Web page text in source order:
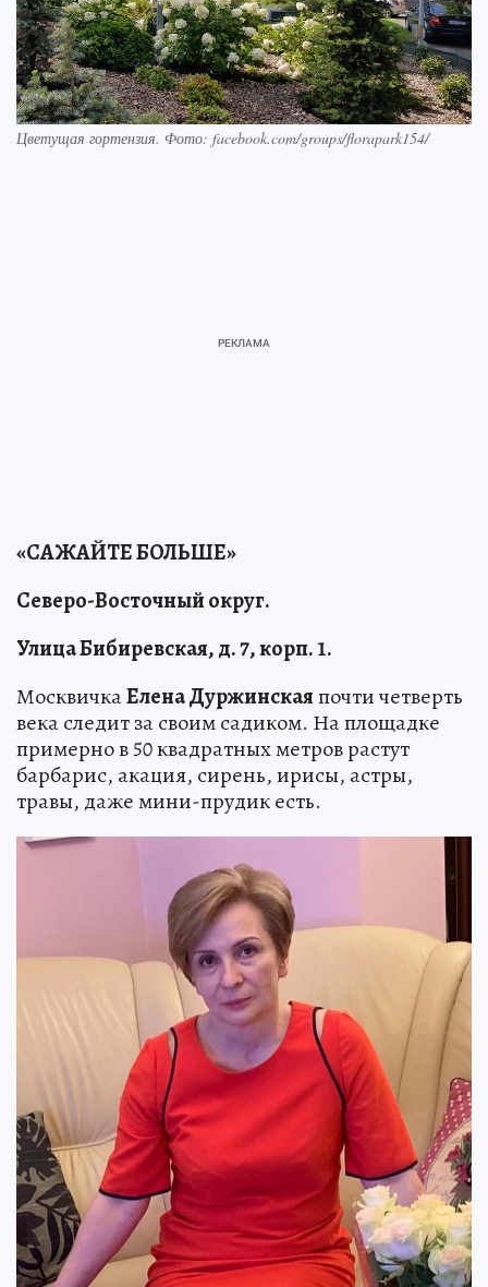
Цветущая гортензия. Фото: facebook.com/groups/florapark154/
«САЖАЙТЕ БОЛЬШЕ»
Северо-Восточный округ.
Улица Бибиревская, д. 7, корп. 1.
МосквичкаЕлена Дуржинскаяпочти четверть
века следит за своим садиком. На площадке
примерно в 50 квадратных метров растут
барбарис, акация, сирень, ирисы, астры,
травы, даже мини-прудик есть.